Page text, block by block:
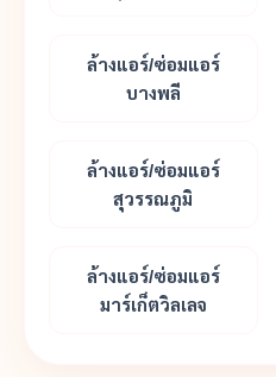
ล้างแอร์/ซ่อมแอร์
บางพลี
ล้างแอร์/ซ่อมแอร์
สุวรรณภูมิ
ล้างแอร์/ซ่อมแอร์
มาร์เก็ตวิลเลจ